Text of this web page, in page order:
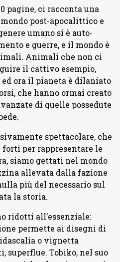
pagine, ci racconta una
post-apocalittico e
umano si è auto-
e guerre, e il mondo è
Animali che non ci
il cattivo esempio,
ora il pianeta è dilaniato
che hanno ormai creato
di quelle possedute
spettacolare, che
per rappresentare le
siamo gettati nel mondo
allevata dalla fazione
più del necessario sul
la storia.
ridotti all’essenziale:
permette ai disegni di
o vignetta
superflue. Tobiko, nel suo